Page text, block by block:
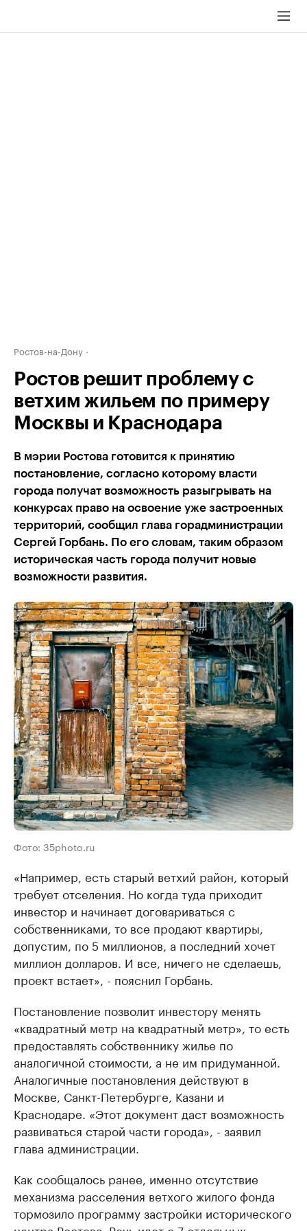
Ростов-на-Дону
Ростов решит проблему с
ветхим жильем по примеру
Москвы и Краснодара
В мэрии Ростова готовится к принятию
постановление, согласно которому власти
города получат возможность разыгрывать на
конкурсах право на освоение уже застроенных
территорий, сообщил глава горадминистрации
Сергей Горбань. По его словам, таким образом
историческая часть города получит новые
возможности развития.
Фото: 35photo.ru
«Например, есть старый ветхий район, который
требует отселения. Но когда туда приходит
инвестор и начинает договариваться с
собственниками, то все продают квартиры,
допустим, по 5 миллионов, а последний хочет
миллион долларов. И все, ничего не сделаешь,
проект встает», - пояснил Горбань.
Постановление позволит инвестору менять
«квадратный метр на квадратный метр», то есть
предоставлять собственнику жилье по
аналогичной стоимости, а не им придуманной.
Аналогичные постановления действуют в
Москве, Санкт-Петербурге, Казани и
Краснодаре. «Этот документ даст возможность
развиваться старой части города», - заявил
глава администрации.
Как сообщалось ранее, именно отсутствие
механизма расселения ветхого жилого фонда
тормозило программу застройки исторического